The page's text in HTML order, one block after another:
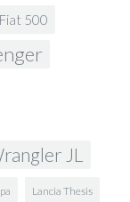
Fiat 500
JL
Lancia Thesis